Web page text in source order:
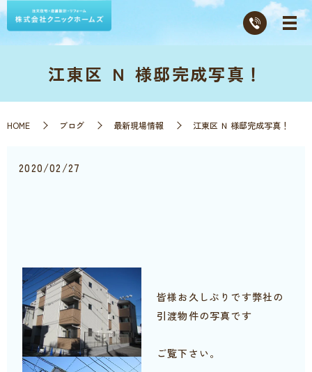
江東区 Ｎ 様邸完成写真！
HOME ブログ 最新現場情報 江東区 Ｎ 様邸完成写真！
2020/02/27
皆様お久しぶりです弊社の
引渡物件の写真です
ご覧下さい。